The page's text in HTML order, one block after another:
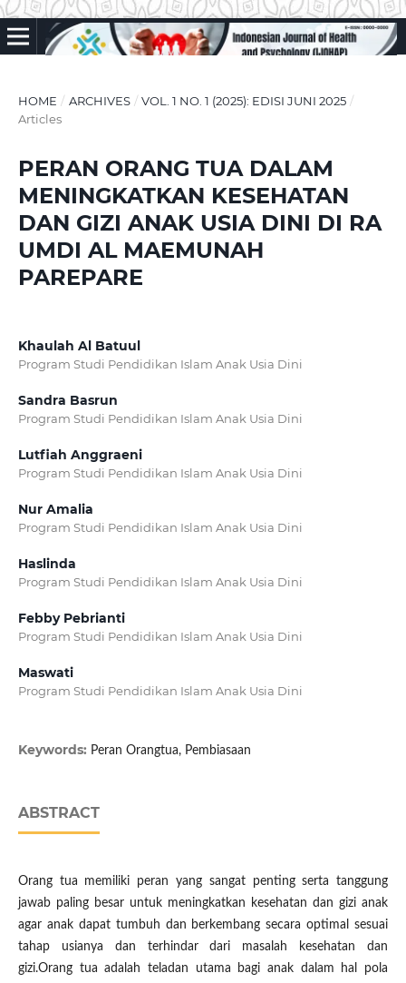
HOME / ARCHIVES / VOL. 1 NO. 1 (2025): EDISI JUNI 2025 /
Articles
PERAN ORANG TUA DALAM
MENINGKATKAN KESEHATAN
DAN GIZI ANAK USIA DINI DI RA
UMDI AL MAEMUNAH
PAREPARE
Khaulah Al Batuul
Program Studi Pendidikan Islam Anak Usia Dini
Sandra Basrun
Program Studi Pendidikan Islam Anak Usia Dini
Lutfiah Anggraeni
Program Studi Pendidikan Islam Anak Usia Dini
Nur Amalia
Program Studi Pendidikan Islam Anak Usia Dini
Haslinda
Program Studi Pendidikan Islam Anak Usia Dini
Febby Pebrianti
Program Studi Pendidikan Islam Anak Usia Dini
Maswati
Program Studi Pendidikan Islam Anak Usia Dini
Keywords: Peran Orangtua, Pembiasaan
ABSTRACT
Orang tua memiliki peran yang sangat penting serta tanggung
jawab paling besar untuk meningkatkan kesehatan dan gizi anak
agar anak dapat tumbuh dan berkembang secara optimal sesuai
tahap usianya dan terhindar dari masalah kesehatan dan
gizi.Orang tua adalah teladan utama bagi anak dalam hal pola